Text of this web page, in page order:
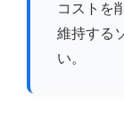
コストを
維持する
い。